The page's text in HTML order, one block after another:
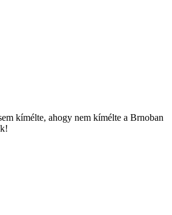
kímélte, ahogy nem kímélte a Brnoban